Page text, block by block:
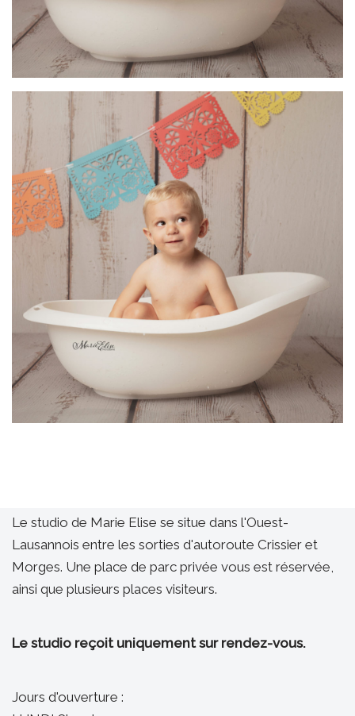
Le studio de Marie Elise se situe dans l'Ouest-
Lausannois entre les sorties d'autoroute Crissier et
Morges. Une place de parc privée vous est réservée,
ainsi que plusieurs places visiteurs.
Le studio reçoit uniquement sur rendez-vous.
Jours d'ouverture :